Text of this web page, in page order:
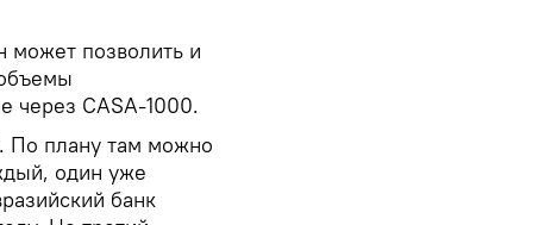
может позволить и
через CASA-1000.
По плану там можно
один уже
банк